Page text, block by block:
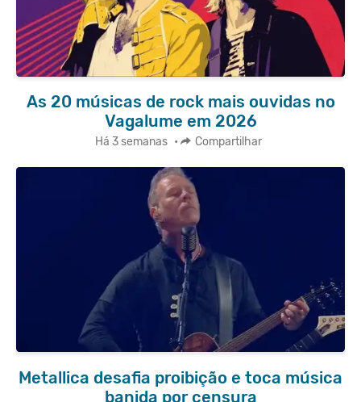
As 20 músicas de rock mais ouvidas no
Vagalume em 2026
Há 3 semanas • Compartilhar
Metallica desafia proibição e toca música
banida por censura